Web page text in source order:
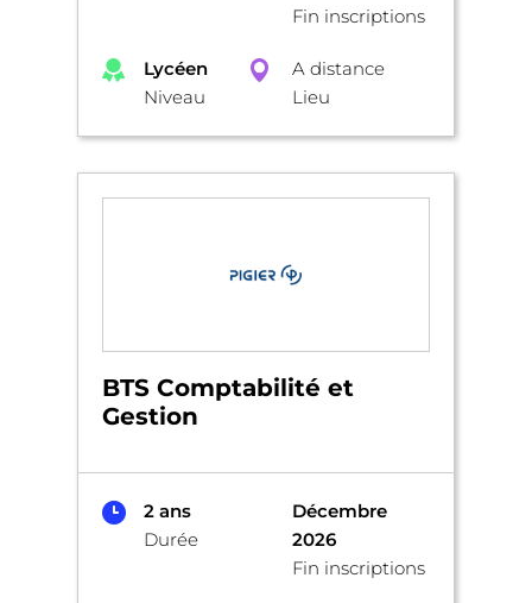
Fin inscriptions
Lycéen
Niveau
A distance
Lieu
BTS Comptabilité et
Gestion
2 ans
Durée
Décembre
2026
Fin inscriptions